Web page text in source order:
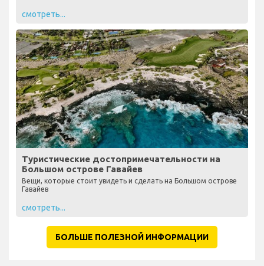
смотреть...
Туристические достопримечательности на
Большом острове Гавайев
Вещи, которые стоит увидеть и сделать на Большом острове
Гавайев
смотреть...
БОЛЬШЕ ПОЛЕЗНОЙ ИНФОРМАЦИИ